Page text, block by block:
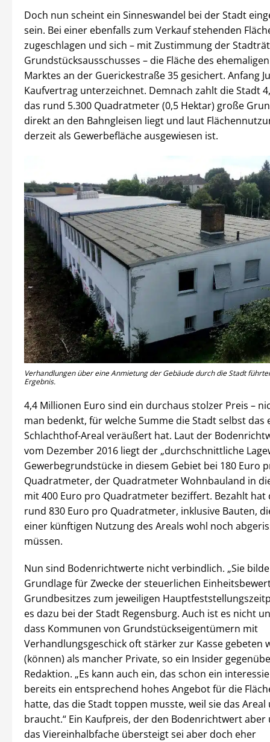
Doch nun scheint ein Sinneswandel bei der Stadt
sein. Bei einer ebenfalls zum Verkauf stehenden
zugeschlagen und sich – mit Zustimmung der
Grundstücksausschusses – die Fläche des ehemaligen
Marktes an der Guerickestraße 35 gesichert. Anfang
Kaufvertrag unterzeichnet. Demnach zahlt die Stadt
das rund 5.300 Quadratmeter (0,5 Hektar) große
direkt an den Bahngleisen liegt und laut
derzeit als Gewerbefläche ausgewiesen ist.
Verhandlungen über eine Anmietung der Gebäude durch die Stadt
Ergebnis.
4,4 Millionen Euro sind ein durchaus stolzer Preis –
man bedenkt, für welche Summe die Stadt selbst das
Schlachthof-Areal veräußert hat. Laut der
vom Dezember 2016 liegt der „durchschnittliche
Gewerbegrundstücke in diesem Gebiet bei 180 Euro
Quadratmeter, der Quadratmeter Wohnbauland in
mit 400 Euro pro Quadratmeter beziffert. Bezahlt hat
rund 830 Euro pro Quadratmeter, inklusive Bauten,
einer künftigen Nutzung des Areals wohl noch
müssen.
Nun sind Bodenrichtwerte nicht verbindlich. „Sie
Grundlage für Zwecke der steuerlichen
Grundbesitzes zum jeweiligen
es dazu bei der Stadt Regensburg. Auch ist es nicht
dass Kommunen von Grundstückseigentümern mit
Verhandlungsgeschick oft stärker zur Kasse gebeten
(können) als mancher Private, so ein Insider
Redaktion. „Es kann auch ein, das schon ein
bereits ein entsprechend hohes Angebot für die
hatte, das die Stadt toppen musste, weil sie das
braucht.“ Ein Kaufpreis, der den Bodenrichtwert aber
das Viereinhalbfache übersteigt sei aber doch eher